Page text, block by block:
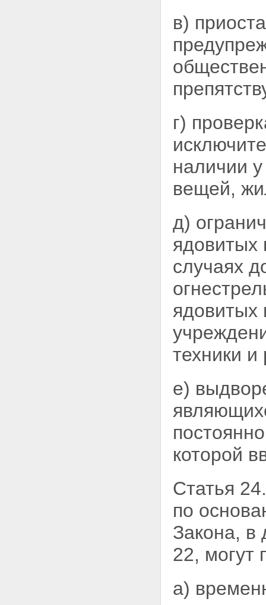
в)
г)
наличии
вещей,
д)
ядовитых
случаях
ядовитых
техники и
е)
которой
Статья
по
Закона, в
22, могут
а)